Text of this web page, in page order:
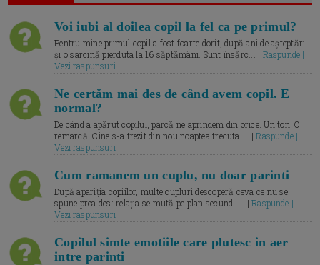
Voi iubi al doilea copil la fel ca pe primul?
Pentru mine primul copil a fost foarte dorit, după ani de așteptări
și o sarcină pierduta la 16 săptămâni. Sunt însărc... | Raspunde |
Vezi raspunsuri
Ne certăm mai des de când avem copil. E
normal?
De când a apărut copilul, parcă ne aprindem din orice. Un ton. O
remarcă. Cine s-a trezit din nou noaptea trecuta.... |Raspunde |
Vezi raspunsuri
Cum ramanem un cuplu, nu doar parinti
După apariția copiilor, multe cupluri descoperă ceva ce nu se
spune prea des: relația se mută pe plan secund. ... |Raspunde |
Vezi raspunsuri
Copilul simte emotiile care plutesc in aer
intre parinti